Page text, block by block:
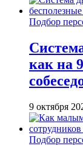
Подбор
как на
9 октября
Подбор